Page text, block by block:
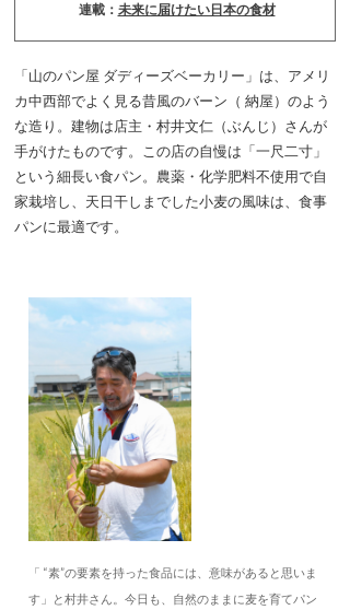
連載： 未来に届けたい日本の食材
「山のパン屋 ダディーズベーカリー」は、アメリ
カ中西部でよく見る昔風のバーン（ 納屋）のよう
な造り。建物は店主・村井文仁（ぶんじ）さんが
手がけたものです。この店の自慢は「一尺二寸」
という細長い食パン。農薬・化学肥料不使用で自
家栽培し、天日干しまでした小麦の風味は、食事
パンに最適です。
「 “素”の要素を持った食品には、意味があると思いま
す」と村井さん。今日も、自然のままに麦を育てパン